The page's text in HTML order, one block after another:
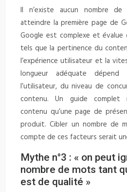
Il n’existe aucun nombre
atteindre la première page de
Google est complexe et évalue
tels que la pertinence du
l’expérience utilisateur et la
longueur adéquate
l’utilisateur, du niveau de
contenu. Un guide complet
contenu qu’une page de
produit. Cibler un nombre de
compte de ces facteurs serait
Mythe n°3 : « on peut
nombre de mots tant
est de qualité »